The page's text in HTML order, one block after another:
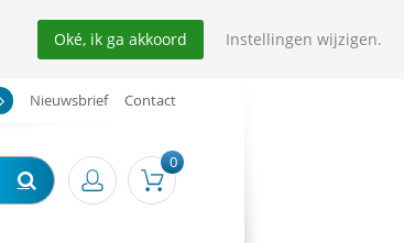
Nieuwsbrief Contact
0
Oké, ik ga akkoord Instellingen wijzigen.